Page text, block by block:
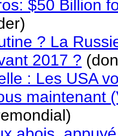
$50 Billion
? La
2017 ?
: Les USA
maintenant